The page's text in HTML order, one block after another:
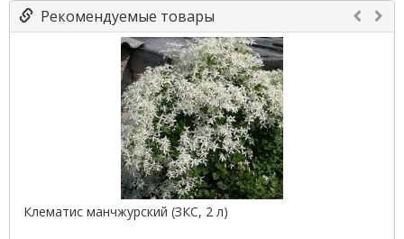
Рекомендуемые товары
Клематис манчжурский (ЗКС, 2 л)